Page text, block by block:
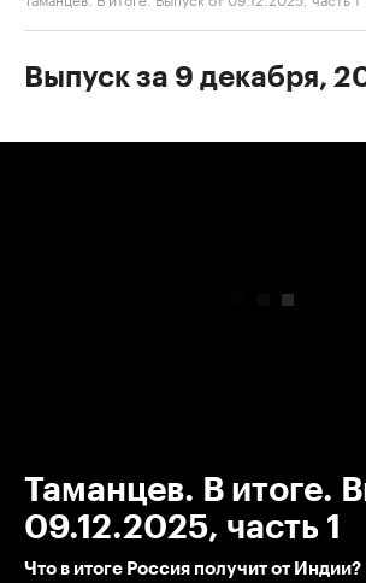
Выпуск за 9 декабря,
Таманцев. В итоге.
09.12.2025, часть 1
Что в итоге Россия получит от Индии?